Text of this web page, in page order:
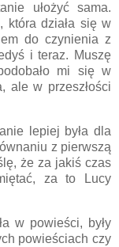
ułożyć sama.
która działa się w
do czynienia z
i teraz. Muszę
mi się w
ale w przeszłości
lepiej była dla
z pierwszą
że za jakiś czas
za to Lucy
w powieści, były
powieściach czy